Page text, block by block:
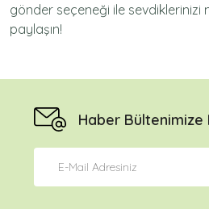
gönder seçeneği ile sevdiklerinizi
paylaşın!
Haber Bültenimize